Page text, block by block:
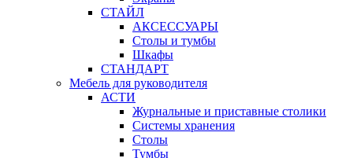
СТАЙЛ
АКСЕССУАРЫ
Столы и тумбы
Шкафы
СТАНДАРТ
Мебель для руководителя
АСТИ
Журнальные и приставные столики
Системы хранения
Столы
Тумбы